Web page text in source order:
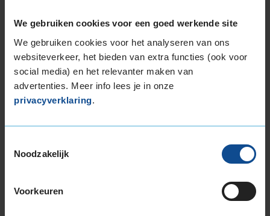
We gebruiken cookies voor een goed werkende site
We gebruiken cookies voor het analyseren van ons
websiteverkeer, het bieden van extra functies (ook voor
social media) en het relevanter maken van
advertenties. Meer info lees je in onze
privacyverklaring.
Noodzakelijk
Voorkeuren
Type rijderNormaal
PEUGEOT 107 1.0 HB 3-cil. B 68pk
Kilometer per jaar10.000 tot 25.000 km
Heb er niet zo veel verstand van
10,0